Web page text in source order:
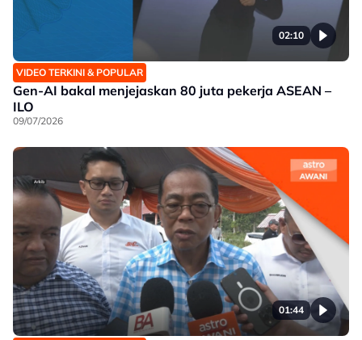
02:10
VIDEO TERKINI & POPULAR
Gen-AI bakal menjejaskan 80 juta pekerja ASEAN –
ILO
09/07/2026
01:44